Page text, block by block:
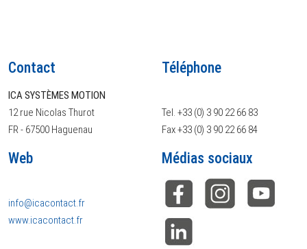
Contact
ICA SYSTÈMES MOTION
12 rue Nicolas Thurot
FR - 67500 Haguenau
Téléphone
Tel. +33 (0) 3 90 22 66 83
Fax +33 (0) 3 90 22 66 84
Web
info@icacontact.fr
www.icacontact.fr
Médias sociaux